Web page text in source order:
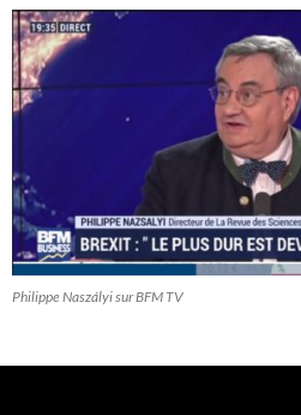
Philippe Naszályi sur BFM TV